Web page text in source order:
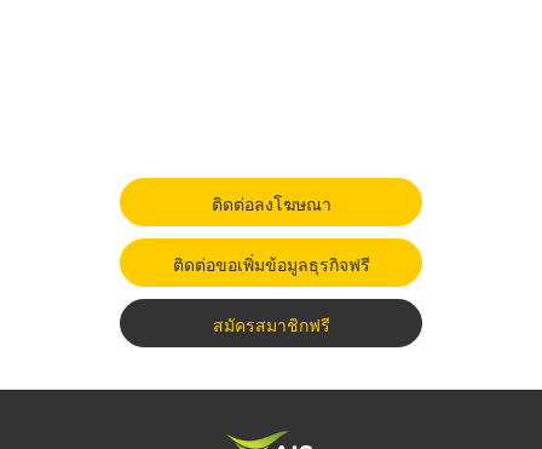
ติดต่อลงโฆษณา
ติดต่อขอเพิ่มข้อมูลธุรกิจฟรี
สมัครสมาชิกฟรี